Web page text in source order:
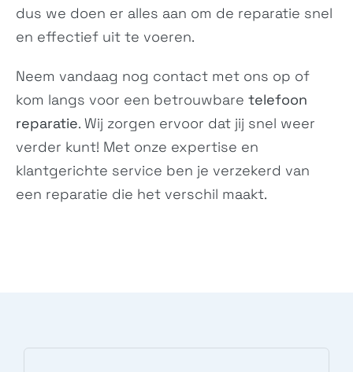
X30 TA-1434
dus we doen er alles aan om de reparatie snel
en effectief uit te voeren.
Neem vandaag nog contactmet ons op of
kom langs voor een betrouwbare telefoon
reparatie. Wij zorgen ervoor dat jij snel weer
verder kunt! Met onze expertise en
klantgerichte service ben je verzekerd van
een reparatie die het verschil maakt.